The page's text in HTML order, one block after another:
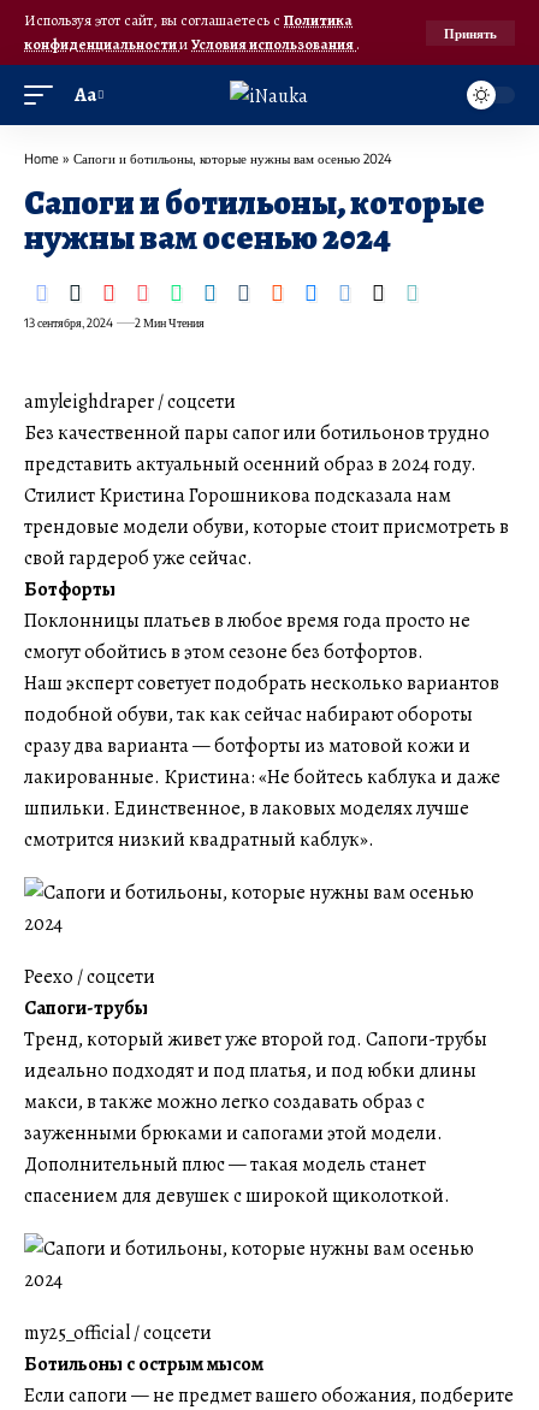
Используя этот сайт, вы соглашаетесь с Политика
конфиденциальностииУсловия использования.
Принять
Аа
Home » Сапоги и ботильоны, которые нужны вам осенью 2024
Сапоги и ботильоны, которые
нужны вам осенью 2024
13 сентября, 2024 2 Мин Чтения
amyleighdraper / соцсети
Без качественной пары сапог или ботильонов трудно
представить актуальный осенний образ в 2024 году.
Стилист Кристина Горошникова подсказала нам
трендовые модели обуви, которые стоит присмотреть в
свой гардероб уже сейчас.
Ботфорты
Поклонницы платьев в любое время года просто не
смогут обойтись в этом сезоне без ботфортов.
Наш эксперт советует подобрать несколько вариантов
подобной обуви, так как сейчас набирают обороты
сразу два варианта — ботфорты из матовой кожи и
лакированные. Кристина: «Не бойтесь каблука и даже
шпильки. Единственное, в лаковых моделях лучше
смотрится низкий квадратный каблук».
Peexo / соцсети
Сапоги-трубы
Тренд, который живет уже второй год. Сапоги-трубы
идеально подходят и под платья, и под юбки длины
макси, в также можно легко создавать образ с
зауженными брюками и сапогами этой модели.
Дополнительный плюс — такая модель станет
спасением для девушек с широкой щиколоткой.
my25_official / соцсети
Ботильоны с острым мысом
Если сапоги — не предмет вашего обожания, подберите